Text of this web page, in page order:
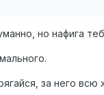
у него
На все мои
но нафига
за него